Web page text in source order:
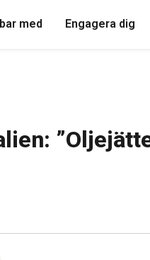
med Engagera dig